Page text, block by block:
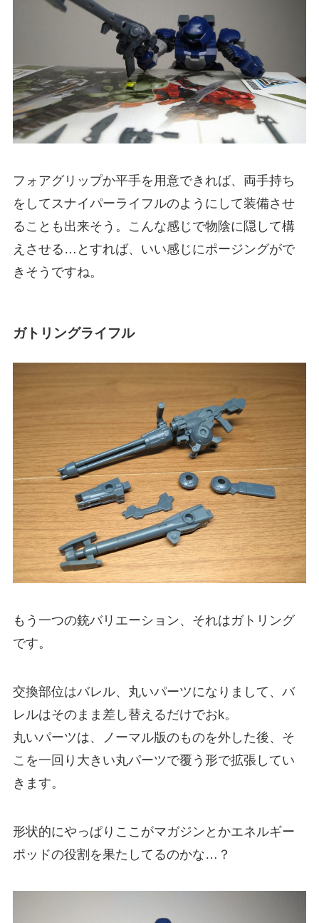
フォアグリップか平手を用意できれば、両手持ち
をしてスナイパーライフルのようにして装備させ
ることも出来そう。こんな感じで物陰に隠して構
えさせる…とすれば、いい感じにポージングがで
きそうですね。
ガトリングライフル
もう一つの銃バリエーション、それはガトリング
です。
交換部位はバレル、丸いパーツになりまして、バ
レルはそのまま差し替えるだけでおk。
丸いパーツは、ノーマル版のものを外した後、そ
こを一回り大きい丸パーツで覆う形で拡張してい
きます。
形状的にやっぱりここがマガジンとかエネルギー
ポッドの役割を果たしてるのかな…？